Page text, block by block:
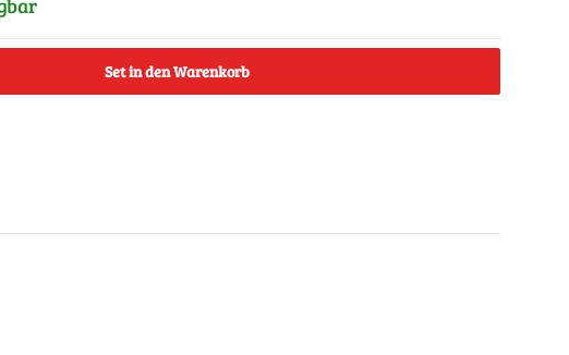
Set in den Warenkorb